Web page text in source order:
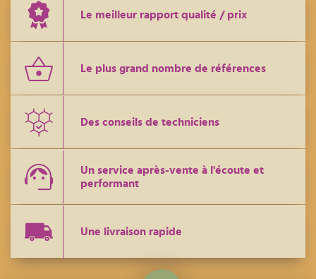
Le meilleur rapport qualité / prix
Le plus grand nombre de références
Des conseils de techniciens
Un service après-vente à l'écoute et
performant
Une livraison rapide